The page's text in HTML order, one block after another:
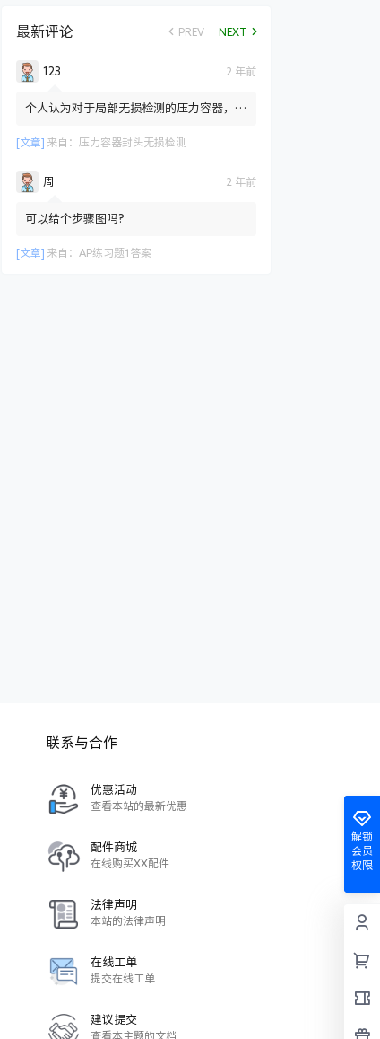
最新评论 PREV NEXT
123 2 年前
个人认为对于局部无损检测的压力容器，标
部位进行100%的RT检测...
[文章] 来自： 压力容器封头无损检测
周 2 年前
可以给个步骤图吗?
[文章] 来自： AP练习题1答案
解锁
会员
权限
联系与合作
优惠活动
查看本站的最新优惠
配件商城
在线购买XX配件
法律声明
本站的法律声明
在线工单
提交在线工单
建议提交
查看本主题的文档